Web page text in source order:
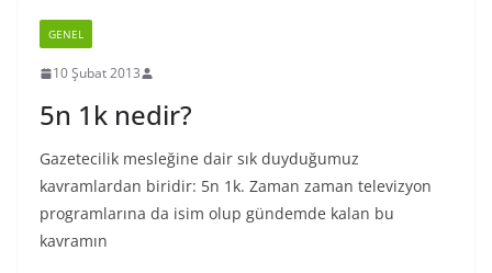
GENEL
10 Şubat 2013
5n 1k nedir?
Gazetecilik mesleğine dair sık duyduğumuz
kavramlardan biridir: 5n 1k. Zaman zaman televizyon
programlarına da isim olup gündemde kalan bu
kavramın